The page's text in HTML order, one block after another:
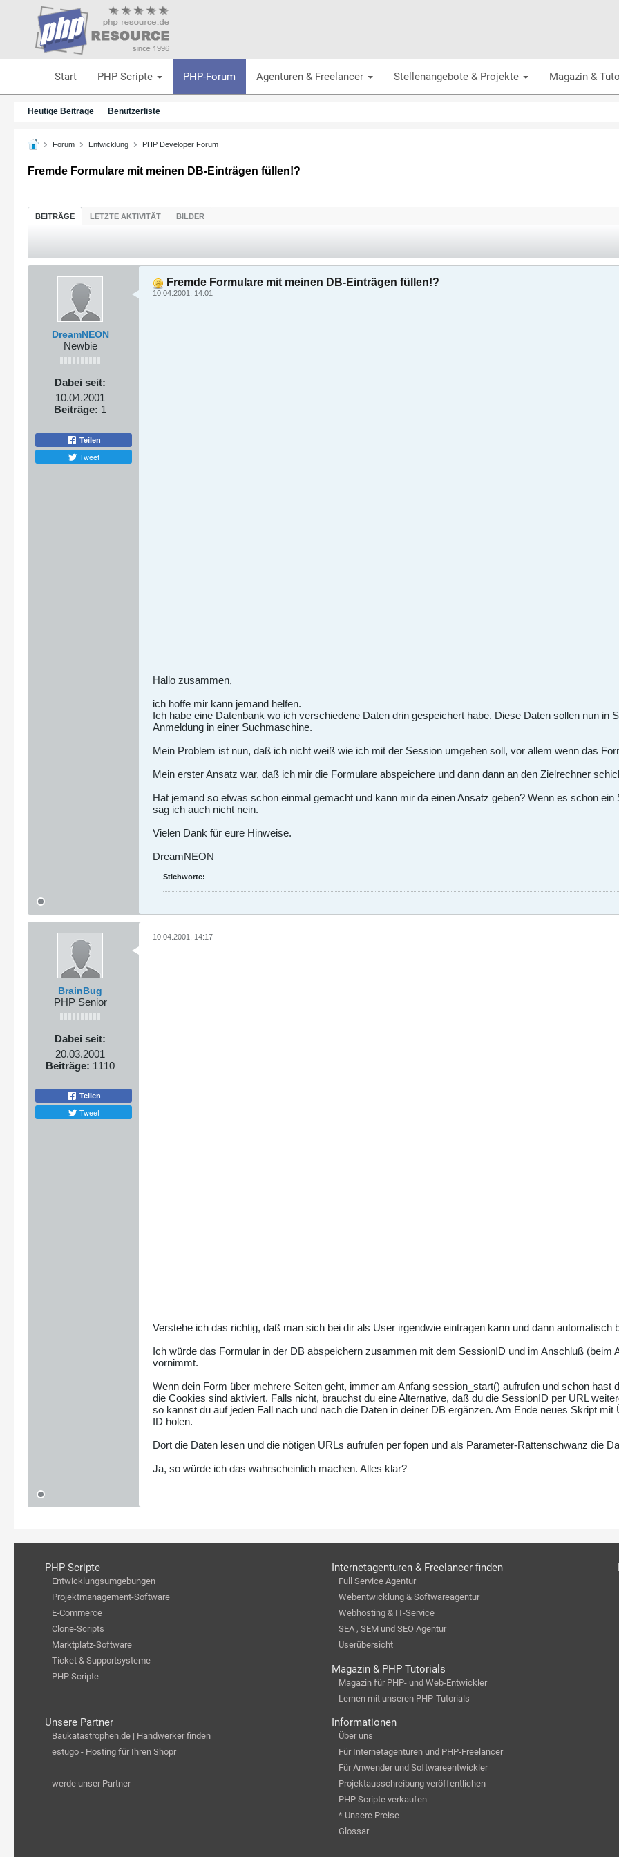
Start PHP Scripte PHP-Forum Agenturen & Freelancer Stellenangebote & Projekte Magazin &
Heutige Beiträge Benutzerliste
Forum Entwicklung PHP Developer Forum
Fremde Formulare mit meinen DB-Einträgen füllen!?
BEITRÄGE LETZTE AKTIVITÄT BILDER
DreamNEON
Newbie
Dabei seit:
10.04.2001
Beiträge: 1
Teilen
Tweet
Fremde Formulare mit meinen DB-Einträgen füllen!?
10.04.2001, 14:01
Hallo zusammen,
ich hoffe mir kann jemand helfen.
Ich habe eine Datenbank wo ich verschiedene Daten drin gespeichert habe. Diese Daten sollen nun in
Anmeldung in einer Suchmaschine.
Mein Problem ist nun, daß ich nicht weiß wie ich mit der Session umgehen soll, vor allem wenn das
Mein erster Ansatz war, daß ich mir die Formulare abspeichere und dann dann an den Zielrechner
Hat jemand so etwas schon einmal gemacht und kann mir da einen Ansatz geben? Wenn es schon
sag ich auch nicht nein.
Vielen Dank für eure Hinweise.
DreamNEON
Stichworte: -
BrainBug
PHP Senior
Dabei seit:
20.03.2001
Beiträge: 1110
Teilen
Tweet
10.04.2001, 14:17
Verstehe ich das richtig, daß man sich bei dir als User irgendwie eintragen kann und dann
Ich würde das Formular in der DB abspeichern zusammen mit dem SessionID und im Anschluß (beim
vornimmt.
Wenn dein Form über mehrere Seiten geht, immer am Anfang session_start() aufrufen und schon
die Cookies sind aktiviert. Falls nicht, brauchst du eine Alternative, daß du die SessionID per URL
so kannst du auf jeden Fall nach und nach die Daten in deiner DB ergänzen. Am Ende neues Skript
ID holen.
Dort die Daten lesen und die nötigen URLs aufrufen per fopen und als Parameter-Rattenschwanz die
Ja, so würde ich das wahrscheinlich machen. Alles klar?
PHP Scripte
Entwicklungsumgebungen
Projektmanagement-Software
E-Commerce
Clone-Scripts
Marktplatz-Software
Ticket & Supportsysteme
PHP Scripte
Internetagenturen & Freelancer finden
Full Service Agentur
Webentwicklung & Softwareagentur
Webhosting & IT-Service
SEA , SEM und SEO Agentur
Userübersicht
Magazin & PHP Tutorials
Magazin für PHP- und Web-Entwickler
Lernen mit unseren PHP-Tutorials
Unsere Partner
Baukatastrophen.de | Handwerker finden
estugo - Hosting für Ihren Shopr
werde unser Partner
Informationen
Über uns
Für Internetagenturen und PHP-Freelancer
Für Anwender und Softwareentwickler
Projektausschreibung veröffentlichen
PHP Scripte verkaufen
* Unsere Preise
Glossar